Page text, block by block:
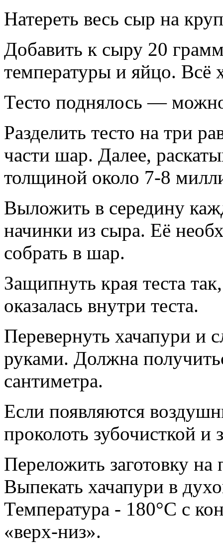
Натереть весь сыр на
Добавить к сыру 20
температуры и яйцо. Всё
Тесто поднялось —
Разделить тесто на три
части шар. Далее,
толщиной около 7-8
Выложить в середину
начинки из сыра. Её
собрать в шар.
Защипнуть края теста
оказалась внутри теста.
Перевернуть хачапури и
руками. Должна
сантиметра.
Если появляются
проколоть зубочисткой
Переложить заготовку на
Выпекать хачапури в
Температура - 180°С с
«верх-низ».